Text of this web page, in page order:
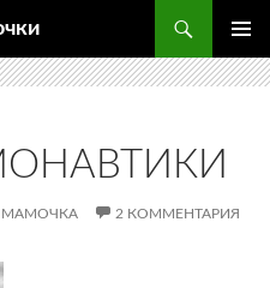
МЕНЮ
МАМОЧКА 2 КОММЕНТАРИЯ